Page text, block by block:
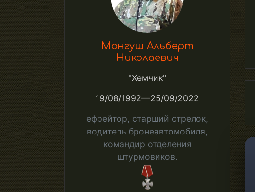
Монгуш Альберт
Николаевич
"Хемчик"
19/08/1992—25/09/2022
ефрейтор, старший стрелок,
водитель бронеавтомобиля,
командир отделения
штурмовиков.